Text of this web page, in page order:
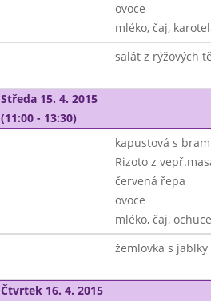
ovoce
mléko, čaj,
salát z rýžových
Středa 15. 4. 2015
(11:00 - 13:30)
kapustová s
Rizoto z
červená řepa
ovoce
mléko, čaj,
žemlovka s
Čtvrtek 16. 4. 2015